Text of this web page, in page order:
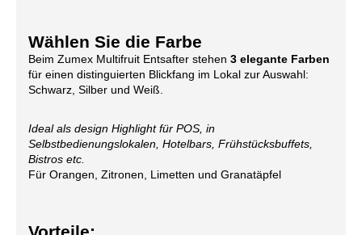
Wählen Sie die Farbe
Beim Zumex Multifruit Entsafter stehen 3 elegante Farben
für einen distinguierten Blickfang im Lokal zur Auswahl:
Schwarz, Silber und Weiß.
Ideal als design Highlight für POS, in
Selbstbedienungslokalen, Hotelbars, Frühstücksbuffets,
Bistros etc.
Für Orangen, Zitronen, Limetten und Granatäpfel